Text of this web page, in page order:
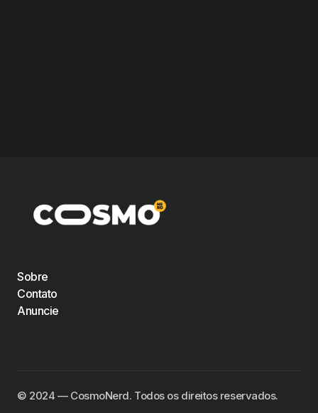
Sobre
Contato
Anuncie
©️ 2024 — CosmoNerd. Todos os direitos reservados.